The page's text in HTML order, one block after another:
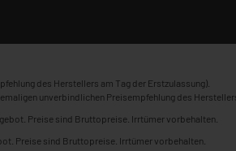
des Herstellers am Tag der Erstzulassung).
unverbindlichen Preisempfehlung des
Preise sind Bruttopreise. Irrtümer vorbehalten.
Preise sind Bruttopreise. Irrtümer vorbehalten.